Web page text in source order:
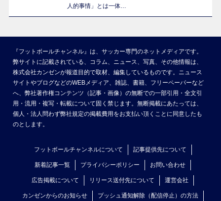
人的事情」とは一体…
『フットボールチャンネル』は、サッカー専門のネットメディアです。
弊サイトに記載されている、コラム、ニュース、写真、その他情報は、
株式会社カンゼンが報道目的で取材、編集しているものです。ニュース
サイトやブログなどのWEBメディア、雑誌、書籍、フリーペーパーなど
へ、弊社著作権コンテンツ（記事・画像）の無断での一部引用・全文引
用・流用・複写・転載について固く禁じます。無断掲載にあたっては、
個人・法人問わず弊社規定の掲載費用をお支払い頂くことに同意したも
のとします。
フットボールチャンネルについて 記事提供先について
新着記事一覧 プライバシーポリシー お問い合わせ
広告掲載について リリース送付先について 運営会社
カンゼンからのお知らせ プッシュ通知解除（配信停止）の方法